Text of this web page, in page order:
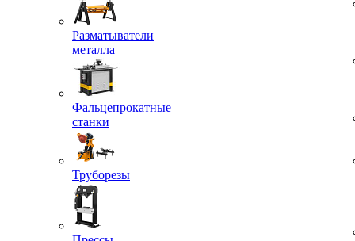
Разматыватели
металла
Фальцепрокатные
станки
Труборезы